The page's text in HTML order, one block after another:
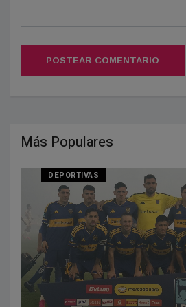
POSTEAR COMENTARIO
Más Populares
DEPORTIVAS